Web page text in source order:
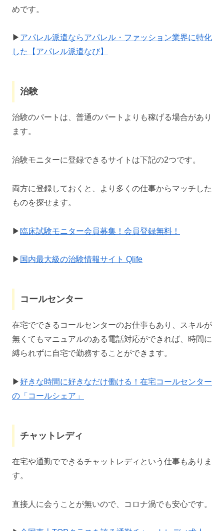
めです。
▶ アパレル派遣ならアパレル・ファッション業界に特化
した【アパレル派遣なび】
治験
治験のパートは、普通のパートよりも稼げる場合があり
ます。
治験モニターに登録できるサイトは下記の2つです。
両方に登録しておくと、より多くの仕事からマッチした
ものを探せます。
▶ 臨床試験モニター会員募集！会員登録無料！
▶ 国内最大級の治験情報サイト Qlife
コールセンター
在宅でできるコールセンターのお仕事もあり、スキルが
無くてもマニュアルのある電話対応ができれば、時間に
縛られずに自宅で勤務することができます。
▶好きな時間に好きなだけ働ける！在宅コールセンター
の「コールシェア」
チャットレディ
在宅や通勤でできるチャットレディという仕事もありま
す。
直接人に会うことが無いので、コロナ渦でも安心です。